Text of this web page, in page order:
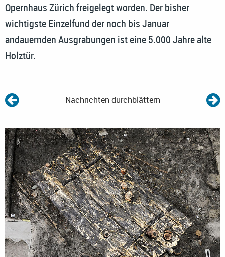
Opernhaus Zürich freigelegt worden. Der bisher
wichtigste Einzelfund der noch bis Januar
andauernden Ausgrabungen ist eine 5.000 Jahre alte
Holztür.
Nachrichten durchblättern